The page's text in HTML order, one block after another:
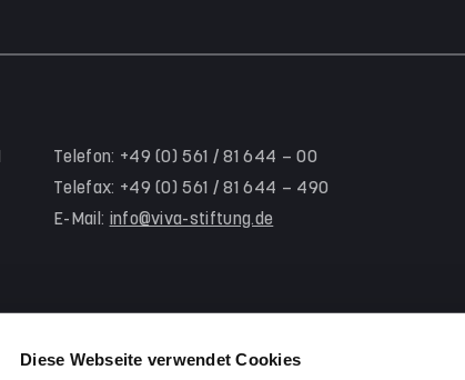
Diese Webseite verwendet Cookies
Telefon: +49 (0) 561 / 81 644 – 00
Telefax: +49 (0) 561 / 81 644 – 490
E-Mail: info@viva-stiftung.de